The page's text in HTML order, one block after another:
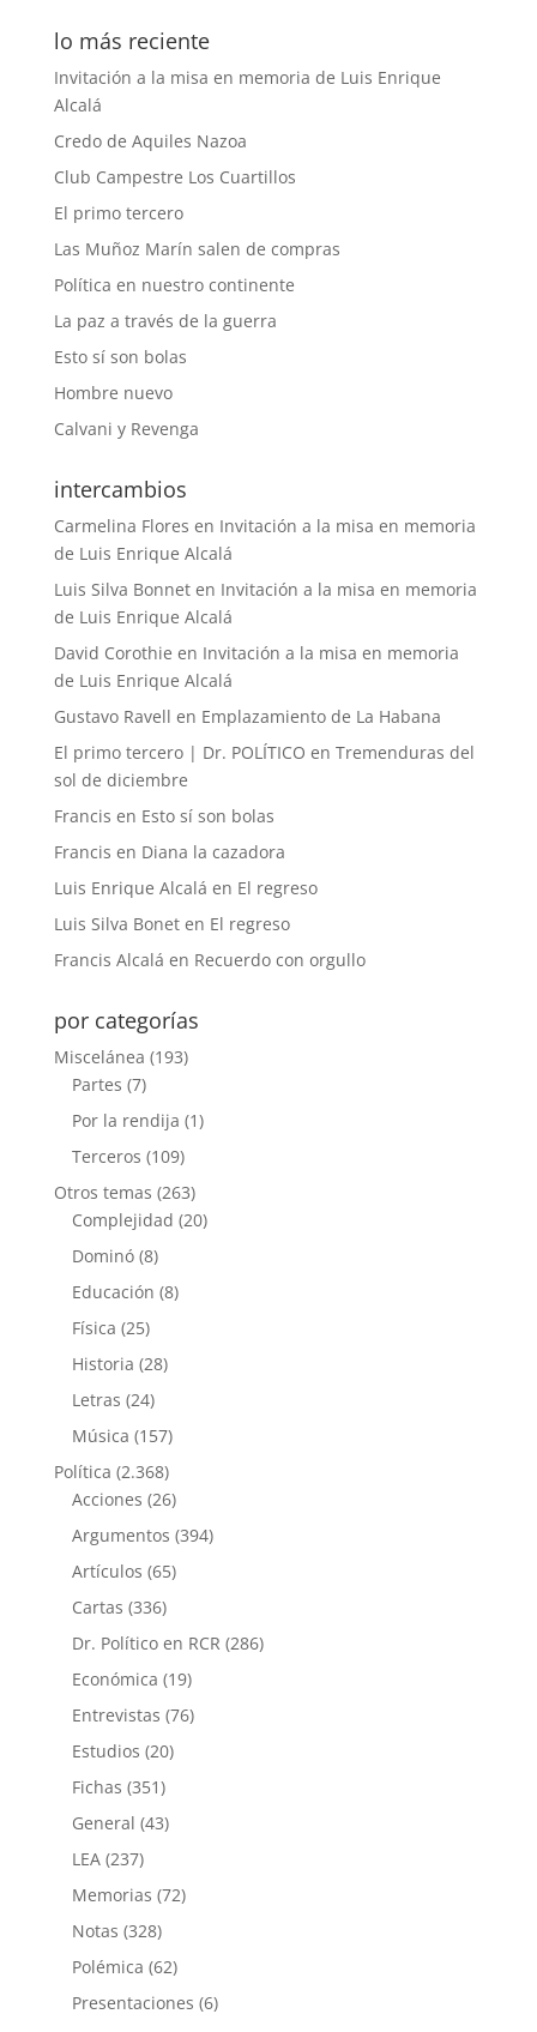
lo más reciente
Invitación a la misa en memoria de Luis Enrique
Alcalá
Credo de Aquiles Nazoa
Club Campestre Los Cuartillos
El primo tercero
Las Muñoz Marín salen de compras
Política en nuestro continente
La paz a través de la guerra
Esto sí son bolas
Hombre nuevo
Calvani y Revenga
intercambios
Carmelina Flores en Invitación a la misa en memoria
de Luis Enrique Alcalá
Luis Silva Bonneten Invitación a la misa en memoria
de Luis Enrique Alcalá
David Corothie en Invitación a la misa en memoria
de Luis Enrique Alcalá
Gustavo Ravell en Emplazamiento de La Habana
El primo tercero | Dr. POLÍTICO en Tremenduras del
sol de diciembre
Francis en Esto sí son bolas
Francis en Diana la cazadora
Luis Enrique Alcalá en El regreso
Luis Silva Boneten El regreso
Francis Alcalá en Recuerdo con orgullo
por categorías
Miscelánea (193)
Partes (7)
Por la rendija (1)
Terceros (109)
Otros temas (263)
Complejidad (20)
Dominó(8)
Educación (8)
Física (25)
Historia (28)
Letras (24)
Música (157)
Política (2.368)
Acciones (26)
Argumentos (394)
Artículos (65)
Cartas (336)
Dr. Político en RCR (286)
Económica (19)
Entrevistas (76)
Estudios (20)
Fichas (351)
General (43)
LEA(237)
Memorias (72)
Notas (328)
Polémica (62)
Presentaciones (6)